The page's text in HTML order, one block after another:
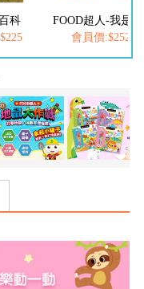
FOOD超人-我是小護士
會員價:$252